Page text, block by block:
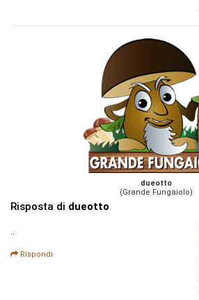
dueotto
(Grande Fungaiolo)
Risposta di dueotto
..
Rispondi